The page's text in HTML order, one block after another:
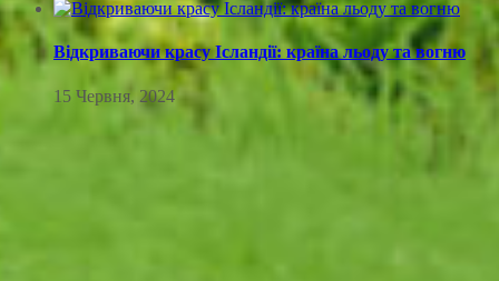
Відкриваючи красу Ісландії: країна льоду та вогню
15 Червня, 2024